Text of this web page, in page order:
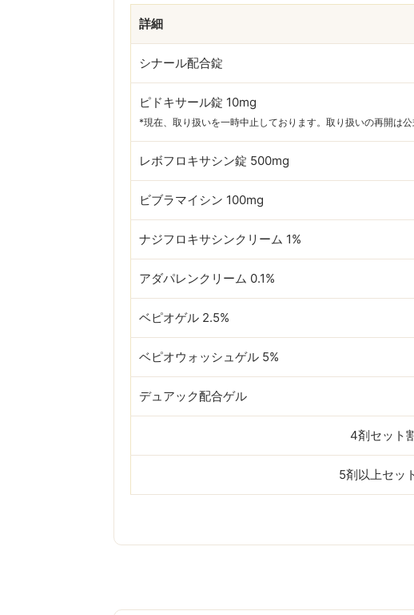
詳細
シナール配合錠
ピドキサール錠 10mg
*現在、取り扱いを一時中止しております。取り扱いの再開は
レボフロキサシン錠 500mg
ビブラマイシン 100mg
ナジフロキサシンクリーム 1%
アダパレンクリーム 0.1%
ベピオゲル 2.5%
ベピオウォッシュゲル 5%
デュアック配合ゲル
4剤セット
5剤以上セッ